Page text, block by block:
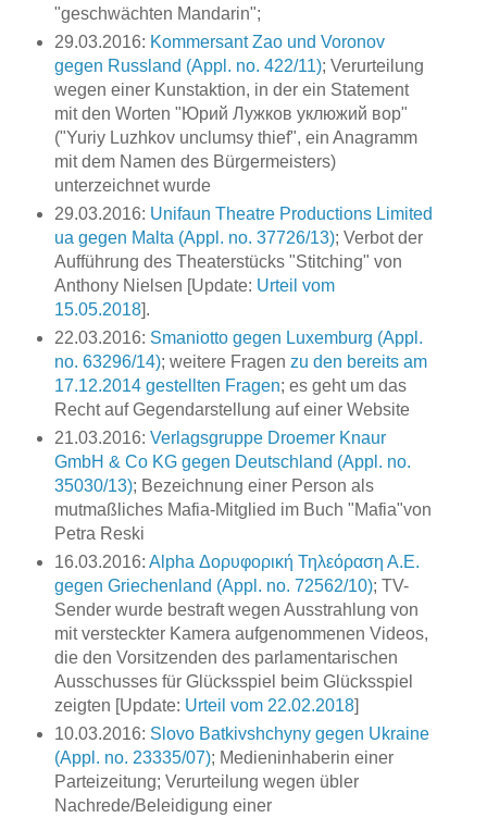
"geschwächten Mandarin";
29.03.2016: Kommersant Zao und Voronov
gegen Russland (Appl. no. 422/11); Verurteilung
wegen einer Kunstaktion, in der ein Statement
mit den Worten "Юрий Лужков уклюжий вор"
("Yuriy Luzhkov unclumsy thief", ein Anagramm
mit dem Namen des Bürgermeisters)
unterzeichnet wurde
29.03.2016: Unifaun Theatre Productions Limited
ua gegen Malta (Appl. no. 37726/13); Verbot der
Aufführung des Theaterstücks "Stitching" von
Anthony Nielsen [Update: Urteil vom
15.05.2018].
22.03.2016: Smaniotto gegen Luxemburg (Appl.
no. 63296/14); weitere Fragen zu den bereits am
17.12.2014 gestellten Fragen; es geht um das
Recht auf Gegendarstellung auf einer Website
21.03.2016: Verlagsgruppe Droemer Knaur
GmbH & Co KG gegen Deutschland (Appl. no.
35030/13); Bezeichnung einer Person als
mutmaßliches Mafia-Mitglied im Buch "Mafia"von
Petra Reski
16.03.2016: Alpha Δορυφορική Τηλεόραση Α.Ε.
gegen Griechenland (Appl. no. 72562/10); TV-
Sender wurde bestraft wegen Ausstrahlung von
mit versteckter Kamera aufgenommenen Videos,
die den Vorsitzenden des parlamentarischen
Ausschusses für Glücksspiel beim Glücksspiel
zeigten [Update: Urteil vom 22.02.2018]
10.03.2016: Slovo Batkivshchyny gegen Ukraine
(Appl. no. 23335/07); Medieninhaberin einer
Parteizeitung; Verurteilung wegen übler
Nachrede/Beleidigung einer